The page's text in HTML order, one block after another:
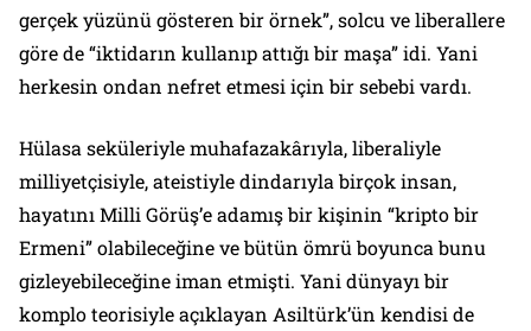
gerçek yüzünü gösteren bir örnek”, solcu ve liberallere
göre de“iktidarın kullanıp attığı bir maşa”idi. Yani
herkesin ondan nefret etmesi için bir sebebi vardı.
Hülasa seküleriyle muhafazakârıyla, liberaliyle
milliyetçisiyle, ateistiyle dindarıyla birçok insan,
hayatını Milli Görüş’e adamış bir kişinin “kripto bir
Ermeni” olabileceğine ve bütün ömrü boyunca bunu
gizleyebileceğine iman etmişti. Yani dünyayı bir
komplo teorisiyle açıklayan Asiltürk’ün kendisi de